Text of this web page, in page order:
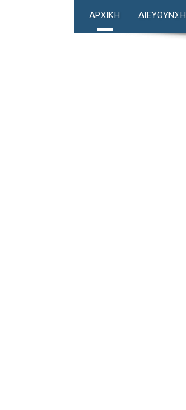
ΑΡΧΙΚΗ ΔΙΕΎΘΥΝΣΗ